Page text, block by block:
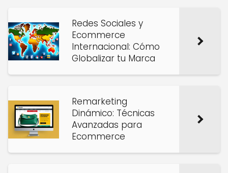
Redes Sociales y
Ecommerce
Internacional: Cómo
Globalizar tu Marca
Remarketing
Dinámico: Técnicas
Avanzadas para
Ecommerce